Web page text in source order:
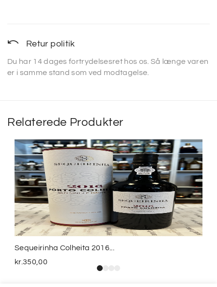
Retur politik
Du har 14 dages fortrydelsesret hos os. Så længe varen
er i samme stand som ved modtagelse.
Relaterede Produkter
Sequeirinha Colheita 2016...
kr.350,00